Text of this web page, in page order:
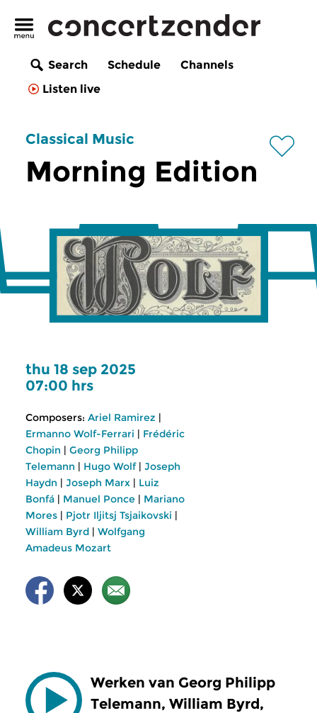
Search Schedule
Channels
Listen live
Classical Music
Morning Edition
thu 18 sep 2025
07:00 hrs
Composers: Ariel Ramirez |
Ermanno Wolf-Ferrari | Frédéric
Chopin | Georg Philipp
Telemann | Hugo Wolf| Joseph
Haydn | Joseph Marx | Luiz
Bonfá | Manuel Ponce | Mariano
Mores | Pjotr Iljitsj Tsjaikovski |
William Byrd | Wolfgang
Amadeus Mozart
Werken van Georg Philipp
Telemann, William Byrd,